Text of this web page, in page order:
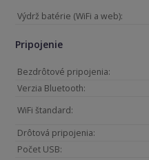
Výdrž batérie (WiFi a web):
Pripojenie
Bezdrôtové pripojenia:
Verzia Bluetooth:
WiFi štandard:
Drôtová pripojenia:
Počet USB: